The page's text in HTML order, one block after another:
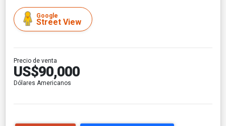
Google
Street View
Precio de venta
US$90,000
Dólares Americanos